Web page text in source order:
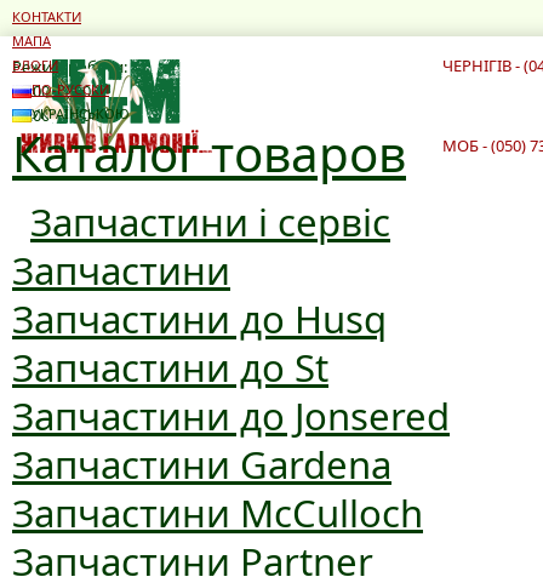
Режим роботи:
10:00 - 19:00
10:00 - 16:00
ЧЕРНІГІВ -
Каталог товаров
Запчастини і сервіс
Запчастини
Запчастини до Husq
Запчастини до St
Запчастини до Jonsered
Запчастини Gardena
Запчастини McCulloch
Запчастини Partner
МОБ - (050)
КОНТАКТИ
МАПА
БЛОГИ
ПО-РУССКИ
УКРАЇНСЬКОЮ